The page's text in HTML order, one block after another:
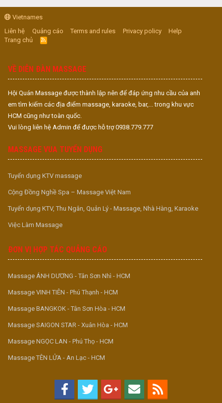
Vietnames
Liên hệ
Quảng cáo Terms and rules Privacy policy
Help
Trang chủ
R
S
VỀ DIỄN ĐÀN MASSAGE
Hội Quán Massage được thành lập nên để đáp ứng nhu cầu của anh
em tìm kiếm các địa điểm massage, karaoke, bar,... trong khu vực
HCM cũng như toàn quốc.
Vui lòng liên hệ Admin để được hỗ trợ 0938.779.777
MASSAGE VUA TUYỂN DỤNG
Tuyển dụng KTV massage
Cộng Đồng Nghề Spa – Massage Việt Nam
Tuyển dụng KTV, Thu Ngân, Quản Lý - Massage, Nhà Hàng, Karaoke
Việc Làm Massage
ĐƠN VỊ HỢP TÁC QUẢNG CÁO
Massage ÁNH DƯƠNG - Tân Sơn Nhì - HCM
Massage VINH TIÊN - Phú Thạnh - HCM
Massage BANGKOK - Tân Sơn Hòa - HCM
Massage SAIGON STAR - Xuân Hòa - HCM
Massage NGỌC LAN - Phú Thọ - HCM
Massage TÊN LỬA - An Lạc - HCM